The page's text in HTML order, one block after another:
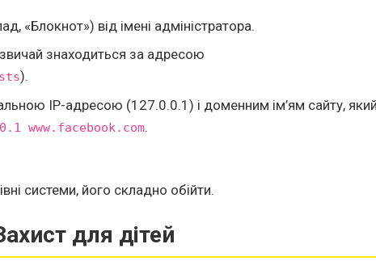
«Блокнот») від імені адміністратора.
знаходиться за адресою
).
IP-адресою (127.0.0.1) і доменним ім’ям сайту, який
www.facebook.com.
системи, його складно обійти.
для дітей